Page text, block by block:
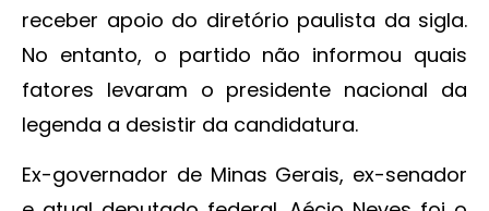
receber apoio do diretório paulista da sigla.
No entanto, o partido não informou quais
fatores levaram o presidente nacional da
legenda a desistir da candidatura.
Ex-governador de Minas Gerais, ex-senador